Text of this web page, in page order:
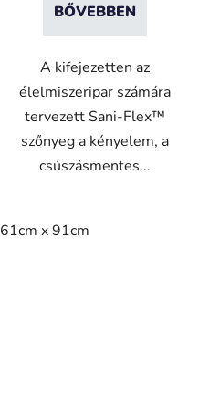
BŐVEBBEN
A kifejezetten az
élelmiszeripar számára
tervezett Sani-Flex™
szőnyeg a kényelem, a
csúszásmentes...
61cm x 91cm